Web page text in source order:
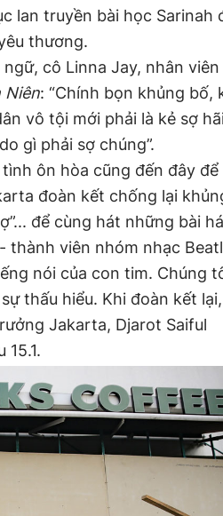
lan truyền bài học Sarinah
thương.
cô Linna Jay, nhân viên
Niên: “Chính bọn khủng bố,
vô tội mới phải là kẻ sợ
gì phải sợ chúng”.
ôn hòa cũng đến đây để
đoàn kết chống lại
để cùng hát những bài
thành viên nhóm nhạc
nói của con tim. Chúng
thấu hiểu. Khi đoàn kết lại,
Jakarta, Djarot Saiful